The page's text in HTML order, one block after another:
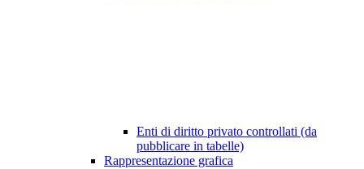
Enti di diritto privato controllati (da
pubblicare in tabelle)
Rappresentazione grafica